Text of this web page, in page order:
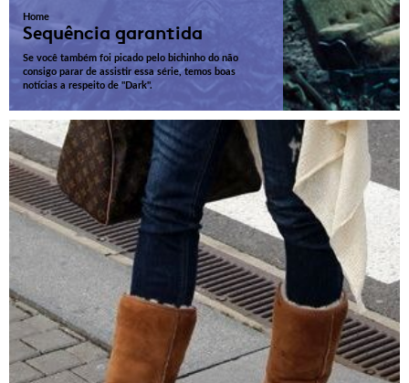
Home
Sequência garantida
Se você também foi picado pelo bichinho do não
consigo parar de assistir essa série, temos boas
notícias a respeito de "Dark".